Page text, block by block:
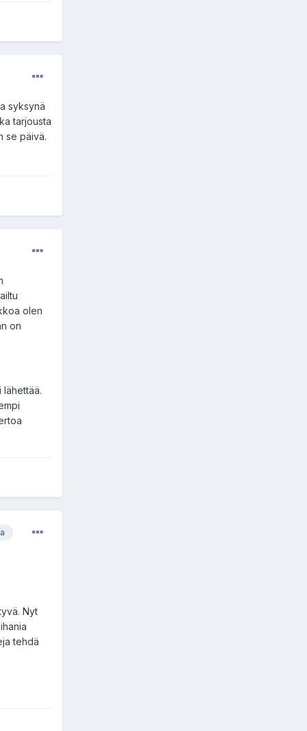
syksynä
tarjousta
se päivä.
olen
on
lähettää.
Nyt
tehdä